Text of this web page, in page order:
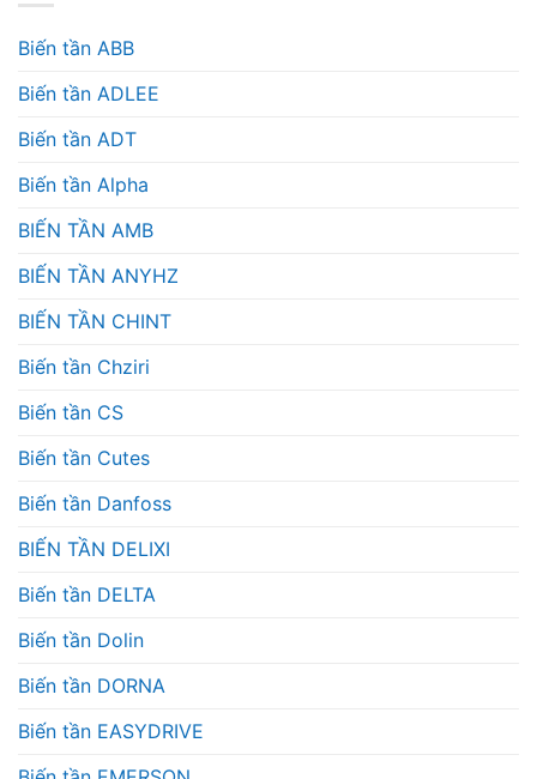
Biến tần ABB
Biến tần ADLEE
Biến tần ADT
Biến tần Alpha
BIẾN TẦN AMB
BIẾN TẦN ANYHZ
BIẾN TẦN CHINT
Biến tần Chziri
Biến tần CS
Biến tần Cutes
Biến tần Danfoss
BIẾN TẦN DELIXI
Biến tần DELTA
Biến tần Dolin
Biến tần DORNA
Biến tần EASYDRIVE